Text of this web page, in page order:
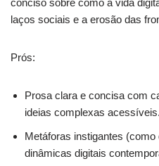
laços sociais e a erosão das
Prós:
Prosa clara e concisa com
ideias complexas acessíveis.
Metáforas instigantes (como
dinâmicas digitais